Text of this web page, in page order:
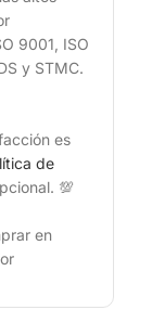
9001, ISO
y STMC.
es
de
💯
en